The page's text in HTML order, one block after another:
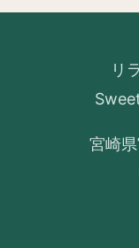
リ
宮崎